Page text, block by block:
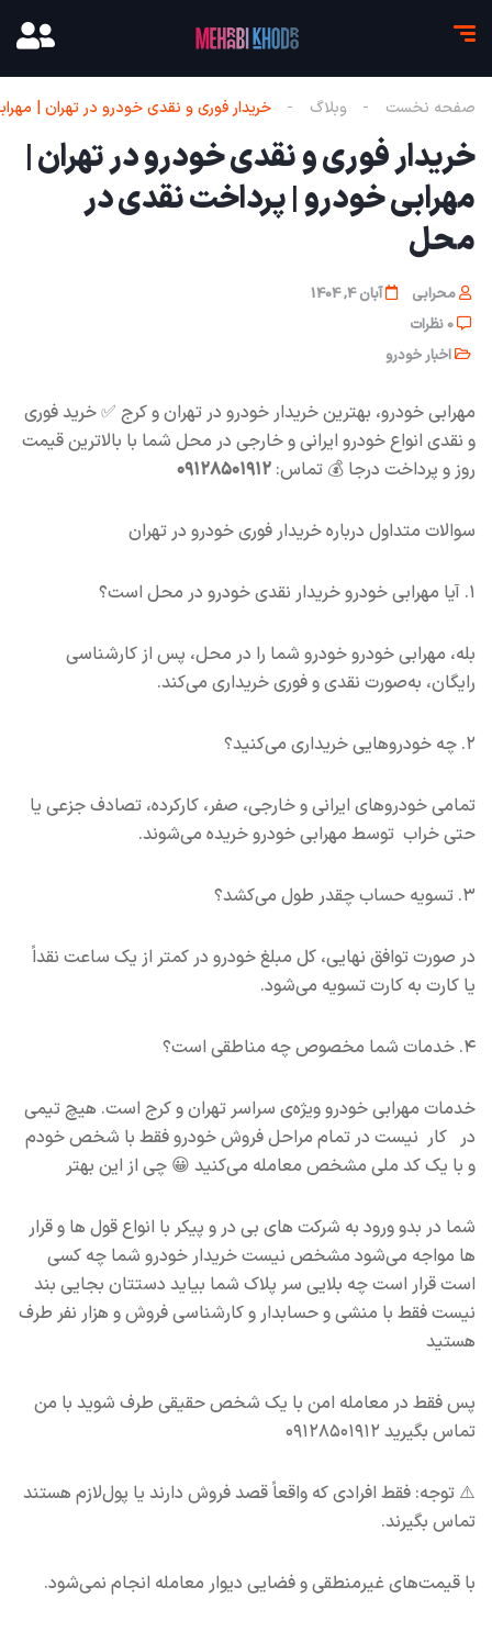
صفحه نخست وبلاگ خریدار فوری و نقدی خودرو در تهران |
خریدار فوری و نقدی خودرو در تهران |
مهرابی خودرو | پرداخت نقدی در
محل
محرابی
آبان 4, 1404
0 نظرات
اخبار خودرو
مهرابی خودرو، بهترین خریدار خودرو در تهران و کرج ✅ خرید فوری
و نقدی انواع خودرو ایرانی و خارجی در محل شما با بالاترین قیمت
روز و پرداخت درجا 💰 تماس:
سوالات متداول درباره خریدار فوری خودرو در تهران
۱. آیا مهرابی خودرو خریدار نقدی خودرو در محل است؟
بله، مهرابی خودرو خودرو شما را در محل، پس از کارشناسی
رایگان، به‌صورت نقدی و فوری خریداری می‌کند.
۲. چه خودروهایی خریداری می‌کنید؟
تمامی خودروهای ایرانی و خارجی، صفر، کارکرده، تصادف جزعی یا
حتی خراب توسط مهرابی خودرو خریده می‌شوند.
۳. تسویه حساب چقدر طول می‌کشد؟
در صورت توافق نهایی، کل مبلغ خودرو در کمتر از یک ساعت نقداً
یا کارت به کارت تسویه می‌شود.
۴. خدمات شما مخصوص چه مناطقی است؟
خدمات مهرابی خودرو ویژه‌ی سراسر تهران و کرج است. هیچ تیمی
در کار نیست در تمام مراحل فروش خودرو فقط با شخص خودم
و با یک‌ کد ملی مشخص معامله می‌کنید 😀 چی از این بهتر
شما در بدو ورود به شرکت های بی در و پیکر با انواع قول ها و قرار
ها مواجه می‌شود مشخص نیست خریدار خودرو شما چه کسی
است قرار است چه بلایی سر پلاک شما بیاید دستتان بجایی بند
نیست فقط با منشی و حسابدار و کارشناسی فروش و هزار نفر طرف
هستید
پس فقط در معامله امن با یک شخص حقیقی طرف شوید با من
تماس بگیرید ۰۹۱۲۸۵۰۱۹۱۲
⚠️ توجه: فقط افرادی که واقعاً قصد فروش دارند یا پول‌لازم هستند
تماس بگیرند.
با قیمت‌های غیرمنطقی و فضایی دیوار معامله انجام نمی‌شود.